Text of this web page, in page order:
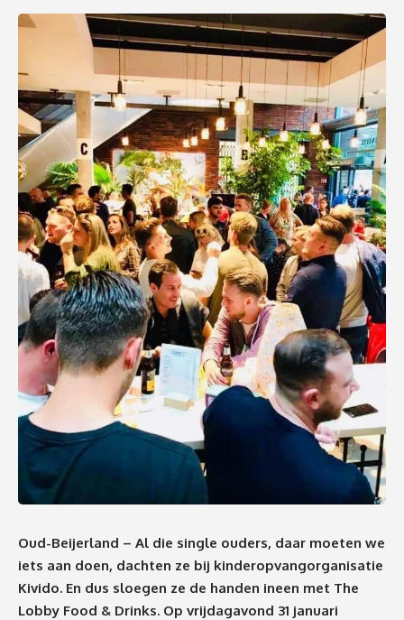
Oud-Beijerland – Al die single ouders, daar moeten we
iets aan doen, dachten ze bij kinderopvangorganisatie
Kivido. En dus sloegen ze de handen ineen met The
Lobby Food & Drinks. Op vrijdagavond 31 januari